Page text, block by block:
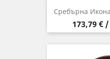
Сребърна
Цена
173,79 €